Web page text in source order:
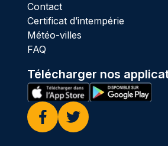
Contact
Certificat d’intempérie
Météo-villes
FAQ
Télécharger nos
Facebook
Twitter